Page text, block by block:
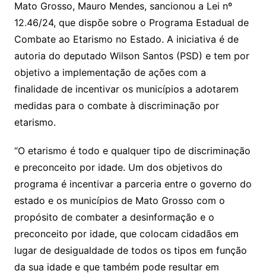
Li
n
k
A
p
p
a
m
dI
n
e
Cl
a
s
sr
m
g
s
a
g
e
o
k.
c
o
m
p
e
o
o
M
ai
l
a
d
s
l
e
Mato Grosso, Mauro Mendes, sancionou a Lei nº
12.46/24, que dispõe sobre o Programa Estadual de
Combate ao Etarismo no Estado. A iniciativa é de
autoria do deputado Wilson Santos (PSD) e tem por
objetivo a implementação de ações com a
finalidade de incentivar os municípios a adotarem
medidas para o combate à discriminação por
etarismo.
“O etarismo é todo e qualquer tipo de discriminação
e preconceito por idade. Um dos objetivos do
programa é incentivar a parceria entre o governo do
estado e os municípios de Mato Grosso com o
propósito de combater a desinformação e o
preconceito por idade, que colocam cidadãos em
lugar de desigualdade de todos os tipos em função
da sua idade e que também pode resultar em